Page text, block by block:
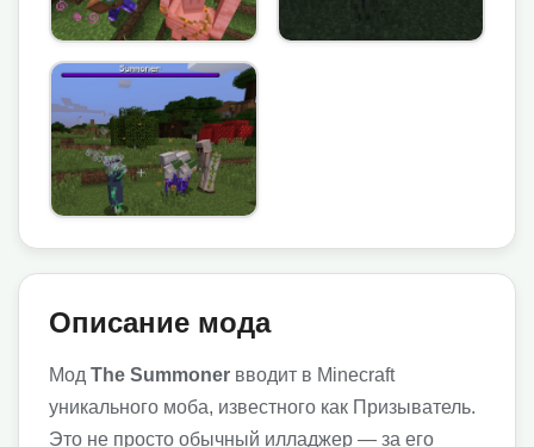
Описание мода
Мод The Summoner вводит в Minecraft
уникального моба, известного как Призыватель.
Это не просто обычный илладжер — за его